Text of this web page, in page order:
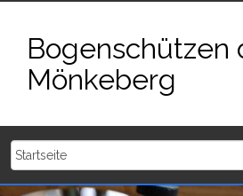
springenBogenschützen
Mönkeberg